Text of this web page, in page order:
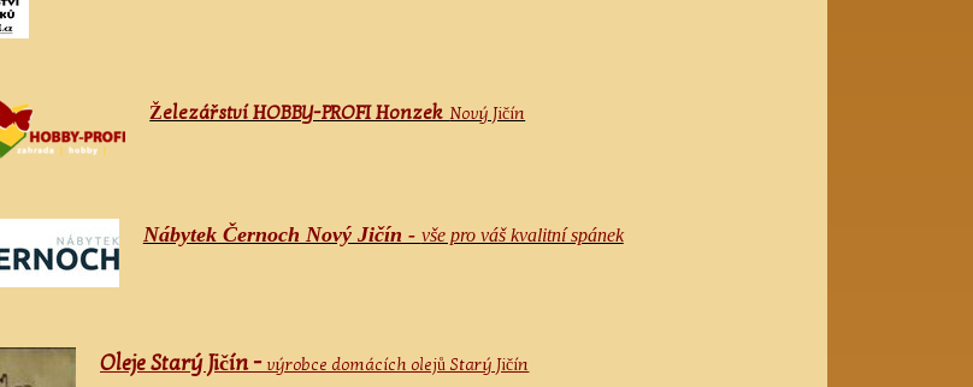
Železářství HOBBY-PROFI Honzek Nový Jičín
Nábytek Černoch Nový Jičín - vše pro váš kvalitní spánek
Oleje Starý Jičín - výrobce domácích olejů Starý Jičín